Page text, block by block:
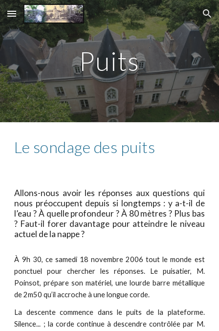
Skip to main content Skip to navigation
Puits
Le sondage des puits
Allons-nous avoir les réponses aux questions qui
nous préoccupent depuis si longtemps : y a-t-il de
l’eau ? À quelle profondeur ? À 80 mètres ? Plus bas
? Faut-il forer davantage pour atteindre le niveau
actuel de la nappe ?
À 9h 30, ce samedi 18 novembre 2006 tout le monde est
ponctuel pour chercher les réponses. Le puisatier, M.
Poinsot, prépare son matériel, une lourde barre métallique
de 2m50 qu’il accroche à une longue corde.
La descente commence dans le puits de la plateforme.
Silence... ; la corde continue à descendre contrôlée par M.